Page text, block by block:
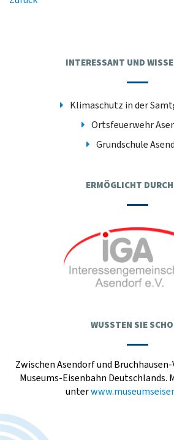
INTERESSANT UND
Klimaschutz in der
Ortsfeuerwehr
Grundschule
ERMÖGLICHT
WUSSTEN SIE
Zwischen Asendorf und
Museums-Eisenbahn
unter